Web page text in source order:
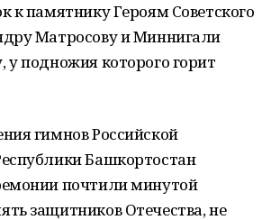
к памятнику Героям Советского
Матросову и Миннигали
у подножия которого горит
гимнов Российской
Башкортостан
почтили минутой
защитников Отечества, не